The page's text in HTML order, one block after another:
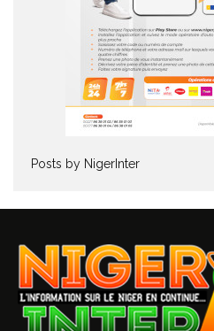
Posts by NigerInter